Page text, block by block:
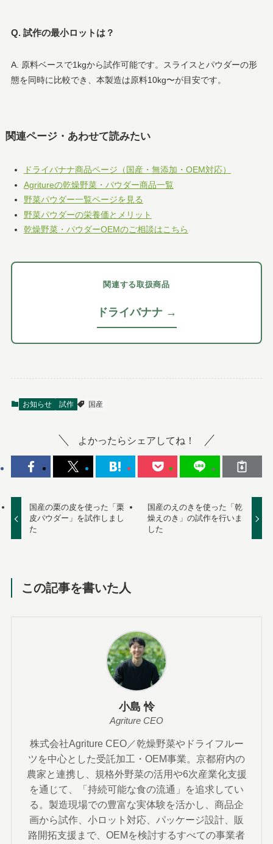
Q. 試作の最小ロットは？
A. 原料ベースで1kgから試作可能です。スライスとパウダーの形
態を同時に比較でき、本製造は原料10kg〜が目安です。
関連ページ・あわせて読みたい
ドライバナナ商品ページ（国産・無添加・OEM対応）
Agritureの乾燥野菜・パウダー商品一覧
野菜パウダー一覧ページを見る
野菜パウダーの栄養価とメリット
乾燥野菜・パウダーOEMのご相談はこちら
関連する取扱商品
ドライバナナ →
お知らせ 試作 国産
よかったらシェアしてね！
国産の栗の皮を使った「栗
皮パウダー」を試作しまし
た
国産のえのきを使った「乾
燥えのき」の試作を行いま
した
この記事を書いた人
小島 怜
Agriture CEO
株式会社Agriture CEO／乾燥野菜やドライフルー
ツを中心とした受託加工・OEM事業。京都府内の
農家と連携し、規格外野菜の活用や6次産業化支援
を通じて、「持続可能な食の流通」を追求してい
る。製造現場での豊富な実体験を活かし、商品企
画から試作、小ロット対応、パッケージ設計、販
路開拓支援まで、OEMを検討するすべての事業者